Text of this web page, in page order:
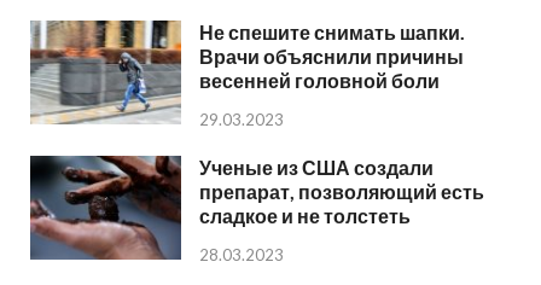
Не спешите снимать шапки.
Врачи объяснили причины
весенней головной боли
29.03.2023
Ученые из США создали
препарат, позволяющий есть
сладкое и не толстеть
28.03.2023